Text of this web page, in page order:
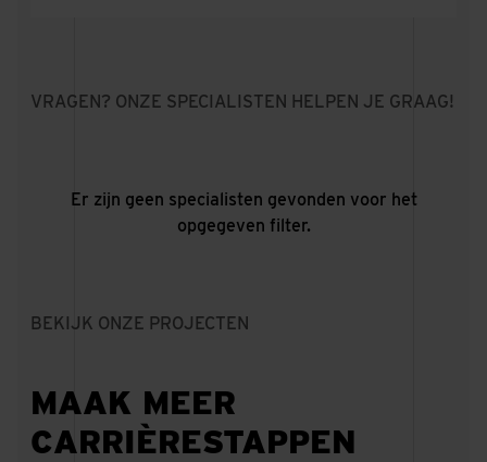
VRAGEN? ONZE SPECIALISTEN HELPEN JE GRAAG!
Er zijn geen specialisten gevonden voor het
opgegeven filter.
BEKIJK ONZE PROJECTEN
MAAK MEER
CARRIÈRESTAPPEN